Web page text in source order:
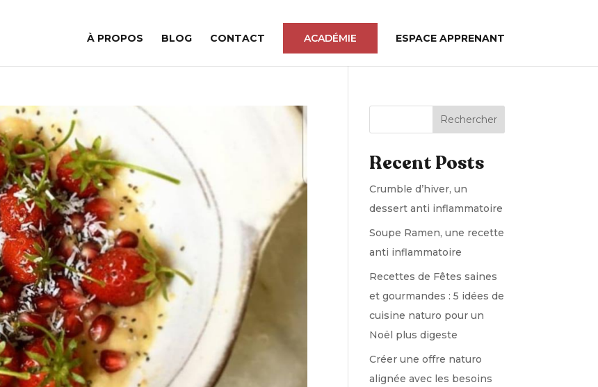
À PROPOS BLOG CONTACT ACADÉMIE ESPACE APPRENANT
Rechercher
Recent Posts
Crumble d’hiver, un
dessert anti inflammatoire
Soupe Ramen, une recette
anti inflammatoire
Recettes de Fêtes saines
et gourmandes : 5 idées de
cuisine naturo pour un
Noël plus digeste
Créer une offre naturo
alignée avec les besoins